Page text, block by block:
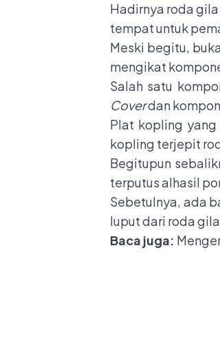
Hadirnya roda
tempat untuk
Meski begitu,
mengikat
Salah satu
Coverdan
Plat kopling
kopling terjepit
Begitupun
terputus alhasil
Sebetulnya, ada
luput dari roda
Baca juga: